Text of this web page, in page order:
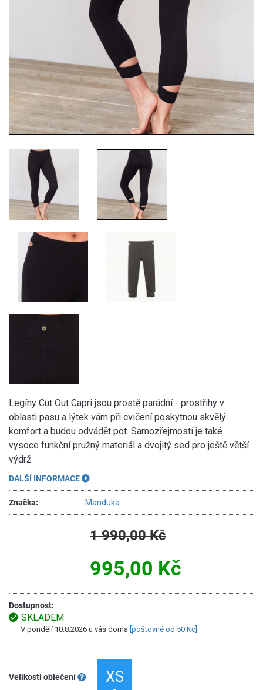
Legíny Cut Out Capri jsou prostě parádní - prostřihy v
oblasti pasu a lýtek vám při cvičení poskytnou skvělý
komfort a budou odvádět pot. Samozřejmostí je také
vysoce funkční pružný materiál a dvojitý sed pro ještě větší
výdrž.
DALŠÍ INFORMACE
Značka: Manduka
1 990,00 Kč
995,00 Kč
Dostupnost:
SKLADEM
V pondělí 10.8.2026 u vás doma [poštovné od 50 Kč]
Velikosti oblečení XS